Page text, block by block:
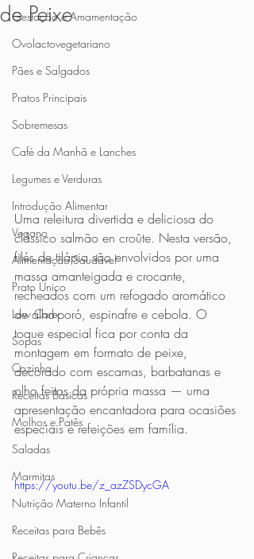
Gestação e Amamentação
Ovolactovegetariano
Pães e Salgados
Pratos Principais
Sobremesas
Café da Manhã e Lanches
Legumes e Verduras
Introdução Alimentar
Vegano
Alimentação Saudável
Prato Único
Low Carb
Sopas
Cozinha
Receitas Básicas
Molhos e Patês
Saladas
Marmitas
Nutrição Materno Infantil
Receitas para Bebês
de Peixe
Uma releitura divertida e deliciosa do
clássico salmão en croûte. Nesta versão,
filés de tilápia são envolvidos por uma
massa amanteigada e crocante,
recheados com um refogado aromático
de alho-poró, espinafre e cebola. O
toque especial fica por conta da
montagem em formato de peixe,
decorado com escamas, barbatanas e
olho feitos da própria massa — uma
apresentação encantadora para ocasiões
especiais e refeições em família.
https://youtu.be/z_azZSDycGA